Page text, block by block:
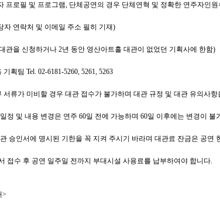
프로필 및 프로그램, 단체공연의 경우 단체연혁 및 정확한 연주자인
자 연락처 및 이메일 주소 필히 기재)
관을 신청하거나 2년 동안 영산아트홀 대관이 없었던 기획사에 한함)
기획팀 Tel. 02-6181-5260, 5261, 5263
서류가 미비할 경우 대관 접수가 불가하며 대관 규정 및 대관 유의사
정 및 내용 변경은 연주 60일 전에 가능하며 60일 이후에는 변경이 불
승인서에 명시된 기한을 꼭 지켜 주시기 바라며 대관료 잔금은 공연
접수 후 공연 일주일 전까지 부대시설 사용료를 납부하여야 합니다.
>